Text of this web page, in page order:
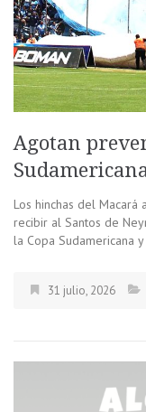
Agotan
Los hinchas del
recibir al Santos de
la Copa Sudamericana
31 julio, 2026